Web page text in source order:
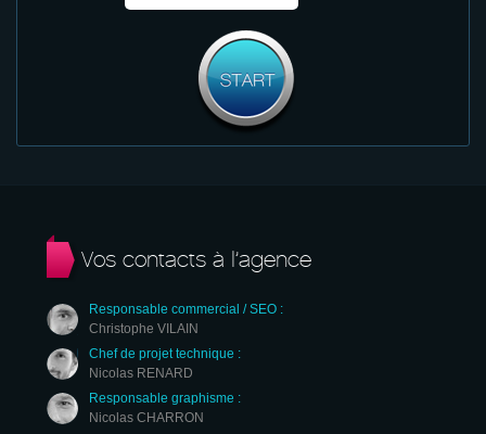
Vos contacts à l’agence
Responsable commercial / SEO :
Christophe VILAIN
Chef de projet technique :
Nicolas RENARD
Responsable graphisme :
Nicolas CHARRON